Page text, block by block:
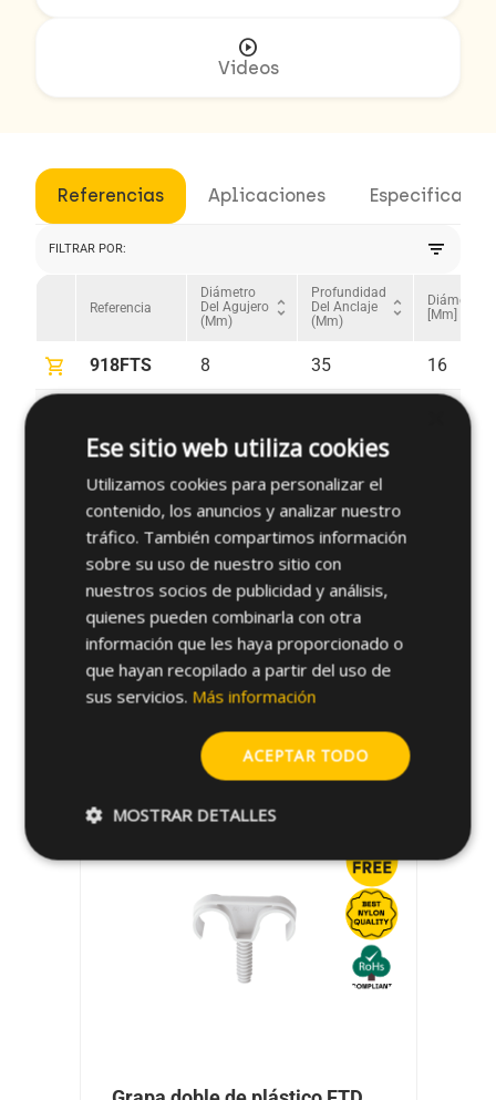
play_circle
Videos
Referencias Aplicaciones
FILTRAR POR: filter_list
Referencia
Diámetro
Del Agujero
(mm)
unfold_more
Profundidad
Del Anclaje
(mm)
unfold_more
Diámetro
[mm]
shopping_cart 918FTS 8 35 16
928FTS 8 35
¿Tienes alguna duda sobre este
producto?
Solicitar más informaciónarrow_forward
Productos relacionados
Ese sitio web utiliza cookies
Utilizamos cookies para personalizar el
contenido, los anuncios y analizar nuestro
tráfico. También compartimos información
sobre su uso de nuestro sitio con
nuestros socios de publicidad y análisis,
quienes pueden combinarla con otra
información que les haya proporcionado o
que hayan recopilado a partir del uso de
sus servicios. Más información
ACEPTAR TODO
MOSTRAR DETALLES